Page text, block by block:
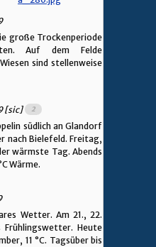
große Trockenperiode
Auf dem Felde
sind stellenweise
[sic]
südlich an Glandorf
nach Bielefeld. Freitag,
wärmste Tag. Abends
Wärme.
Wetter. Am 21., 22.
Frühlingswetter. Heute
11 °C. Tagsüber bis